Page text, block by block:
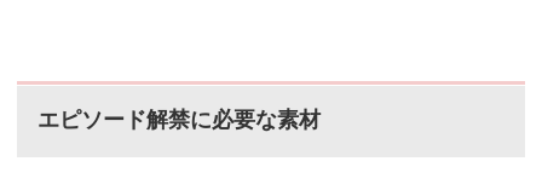
エピソード解禁に必要な素材